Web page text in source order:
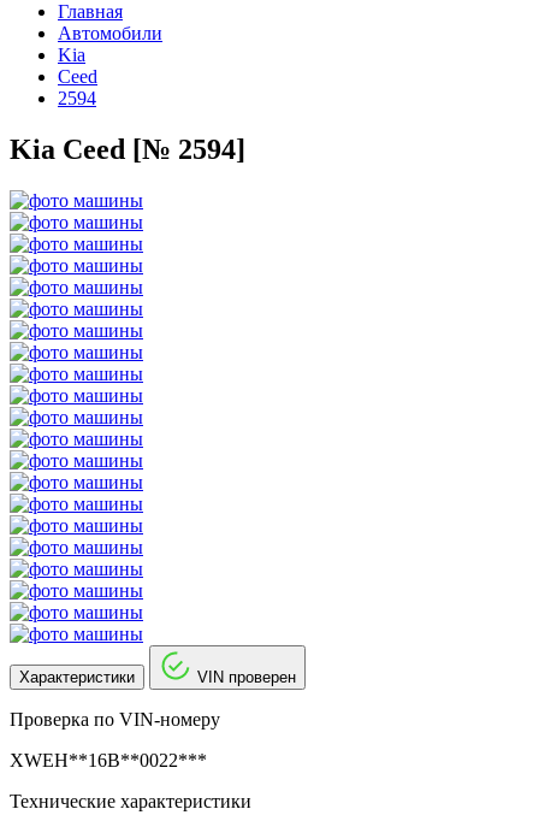
Главная
Автомобили
Kia
Ceed
2594
Kia Ceed [№ 2594]
Характеристики VIN проверен
Проверка по VIN-номеру
XWEH**16B**0022***
Технические характеристики